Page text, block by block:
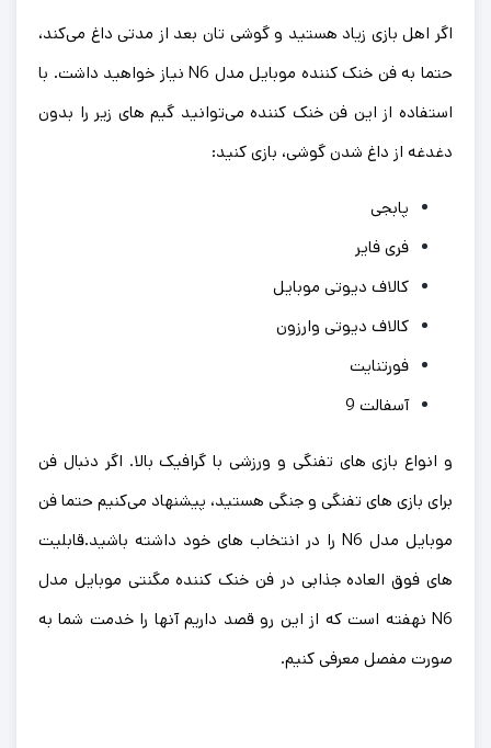
اگر اهل بازی زیاد هستید و گوشی تان بعد از مدتی داغ می‌کند،
حتما به فن خنک کننده موبایل مدل N6 نیاز خواهید داشت. با
استفاده از این فن خنک کننده می‌توانید گیم های زیر را بدون
دغدغه از داغ شدن گوشی، بازی کنید:
پابجی
فری فایر
کالاف دیوتی موبایل
کالاف دیوتی وارزون
فورتنایت
آسفالت 9
و انواع بازی های تفنگی و ورزشی با گرافیک بالا. اگر دنبال فن
برای بازی های تفنگی و جنگی هستید، پیشنهاد می‌کنیم حتما فن
موبایل مدل N6 را در انتخاب های خود داشته باشید.قابلیت
های فوق العاده جذابی در فن خنک کننده مگنتی موبایل مدل
N6 نهفته است که از این رو قصد داریم آنها را خدمت شما به
صورت مفصل معرفی کنیم.